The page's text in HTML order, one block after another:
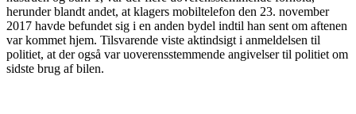
herunder blandt andet, at klagers mobiltelefon den 23. november
2017 havde befundet sig i en anden bydel indtil han sent om aftenen
var kommet hjem. Tilsvarende viste aktindsigt i anmeldelsen til
politiet, at der også var uoverensstemmende angivelser til politiet om
sidste brug af bilen.